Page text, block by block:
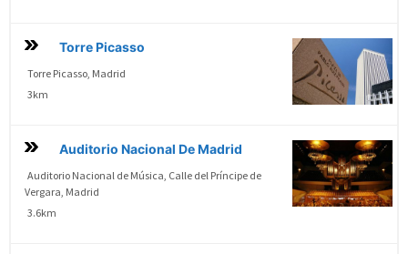
Torre Picasso
Torre Picasso, Madrid
3km
Auditorio Nacional De Madrid
Auditorio Nacional de Música, Calle del Príncipe de
Vergara, Madrid
3.6km